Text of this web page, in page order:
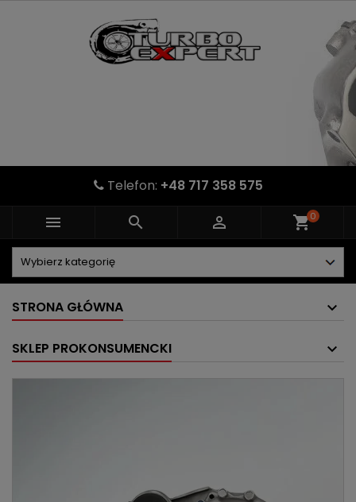
Telefon: +48 717 358 575
   shopping_cart0
STRONA GŁÓWNA
SKLEP PROKONSUMENCKI